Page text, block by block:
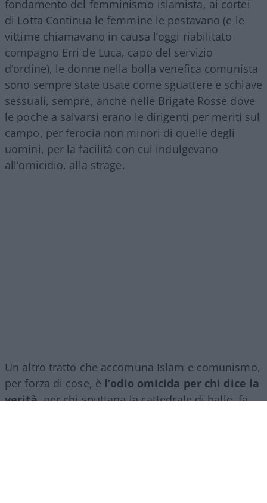
fondamento del femminismo islamista, ai cortei
di Lotta Continua le femmine le pestavano (e le
vittime chiamavano in causa l’oggi riabilitato
compagno Erri de Luca, capo del servizio
d’ordine), le donne nella bolla venefica comunista
sono sempre state usate come sguattere e schiave
sessuali, sempre, anche nelle Brigate Rosse dove
le poche a salvarsi erano le dirigenti per meriti sul
campo, per ferocia non minori di quelle degli
uomini, per la facilità con cui indulgevano
all’omicidio, alla strage.
Un altro tratto che accomuna Islam e comunismo,
per forza di cose, è l’odio omicida per chi dice la
verità,per chi sputtana la cattedrale di balle, fa